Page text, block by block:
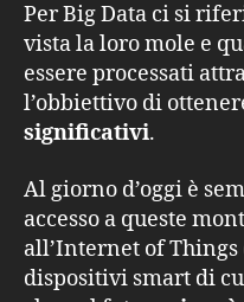
Per Big Data ci si
vista la loro mole e
essere processati
l’obbiettivo di
significativi.
Al giorno d’oggi è
accesso a queste
all’Internet of
dispositivi smart di